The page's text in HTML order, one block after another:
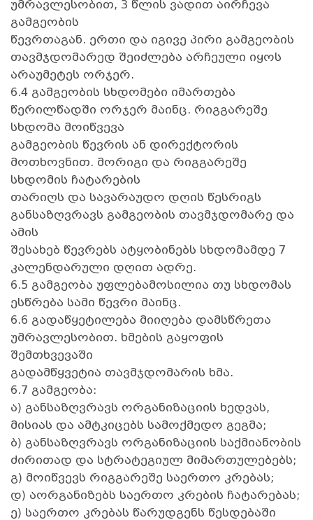
უმრავლესობით, 3 წლის ვადით აირჩევა
გამგეობის
წევრთაგან. ერთი და იგივე პირი გამგეობის
თავმჯდომარედ შეიძლება არჩეული იყოს
არაუმეტეს ორჯერ.
6.4 გამგეობის სხდომები იმართება
წერილწადში ორჯერ მაინც. რიგგარეშე
სხდომა მოიწვევა
გამგეობის წევრის ან დირექტორის
მოთხოვნით. მორიგი და რიგგარეშე
სხდომის ჩატარების
თარიღს და სავარაუდო დღის წესრიგს
განსაზღვრავს გამგეობის თავმჯდომარე და
ამის
შესახებ წევრებს ატყობინებს სხდომამდე 7
კალენდარული დღით ადრე.
6.5 გამგეობა უფლებამოსილია თუ სხდომას
ესწრება სამი წევრი მაინც.
6.6 გადაწყეტილება მიიღება დამსწრეთა
უმრავლესობით. ხმების გაყოფის
შემთხვევაში
გადამწყვეტია თავმჯდომარის ხმა.
6.7 გამგეობა:
ა) განსაზღვრავს ორგანიზაციის ხედვას,
მისიას და ამტკიცებს სამოქმედო გეგმა;
ბ) განსაზღვრავს ორგანიზაციის საქმიანობის
ძირითად და სტრატეგიულ მიმართულებებს;
გ) მოიწვევს რიგგარეშე საერთო კრებას;
დ) აორგანიზებს საერთო კრების ჩატარებას;
ე) საერთო კრებას წარუდგენს წესდებაში